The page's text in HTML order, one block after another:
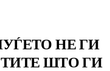
НЕ ГИ
ШТО ГИ